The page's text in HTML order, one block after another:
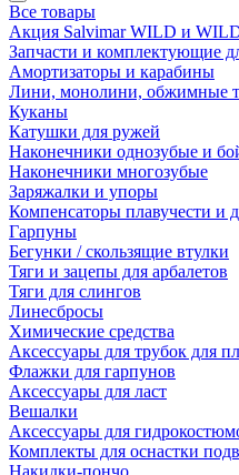
Все товары
Акция Salvimar WILD и
Запчасти и комплектующие
Амортизаторы и карабины
Лини, монолини, обжимные
Куканы
Катушки для ружей
Наконечники однозубые и
Наконечники многозубые
Заряжалки и упоры
Компенсаторы плавучести и
Гарпуны
Бегунки / скользящие втулки
Тяги и зацепы для арбалетов
Тяги для слингов
Линесбросы
Химические средства
Аксессуары для трубок для
Флажки для гарпунов
Аксессуары для ласт
Вешалки
Аксессуары для
Комплекты для оснастки
Накидки-пончо